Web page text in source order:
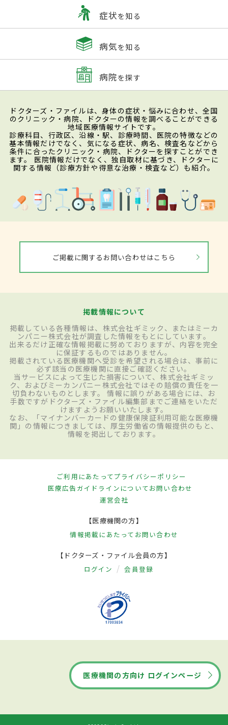
症状を知る
病気を知る
病院を探す
ドクターズ・ファイルは、身体の症状・悩みに合わせ、全国
のクリニック・病院、ドクターの情報を調べることができる
地域医療情報サイトです。
診療科目、行政区、沿線・駅、診療時間、医院の特徴などの
基本情報だけでなく、気になる症状、病名、検査名などから
条件に合ったクリニック・病院、ドクターを探すことができ
ます。 医院情報だけでなく、独自取材に基づき、ドクターに
関する情報（診療方針や得意な治療・検査など）も紹介。
ご掲載に関するお問い合わせはこちら
掲載情報について
掲載している各種情報は、株式会社ギミック、またはミーカ
ンパニー株式会社が調査した情報をもとにしています。
出来るだけ正確な情報掲載に努めておりますが、内容を完全
に保証するものではありません。
掲載されている医療機関へ受診を希望される場合は、事前に
必ず該当の医療機関に直接ご確認ください。
当サービスによって生じた損害について、株式会社ギミッ
ク、およびミーカンパニー株式会社ではその賠償の責任を一
切負わないものとします。 情報に誤りがある場合には、お
手数ですがドクターズ・ファイル編集部までご連絡をいただ
けますようお願いいたします。
なお、「マイナンバーカードの健康保険証利用可能な医療機
関」の情報につきましては、厚生労働省の情報提供のもと、
情報を掲出しております。
ご利用にあたってプライバシーポリシー
医療広告ガイドラインについてお問い合わせ
運営会社
【医療機関の方】
情報掲載にあたって お問い合わせ
【ドクターズ・ファイル会員の方】
ログイン 会員登録
医療機関の方向け ログインページ